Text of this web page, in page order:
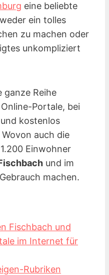
eine beliebte
ein tolles
zu machen oder
unkompliziert
ganze Reihe
Portale, bei
kostenlos
auch die
Einwohner
und im
machen.
Fischbach und
im Internet für
Rubriken